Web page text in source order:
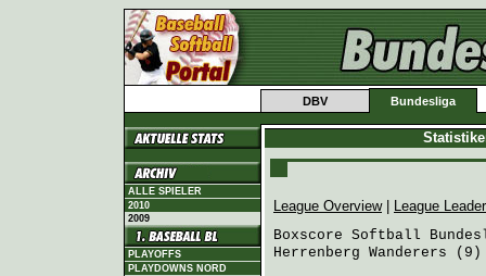
DBV Bundesliga
ALLE SPIELER
2010
2009
PLAYOFFS
PLAYDOWNS NORD
League Overview|
League
Boxscore Softball
Herrenberg Wanderers